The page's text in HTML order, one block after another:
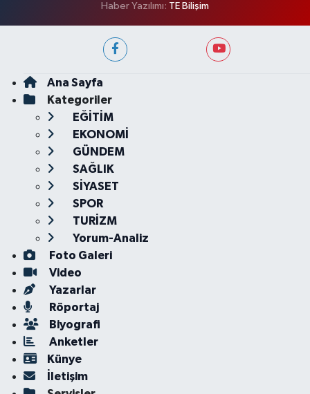
Haber Yazılımı: TE Bilişim
Ana Sayfa
Kategoriler
EĞİTİM
EKONOMİ
GÜNDEM
SAĞLIK
SİYASET
SPOR
TURİZM
Yorum-Analiz
Foto Galeri
Video
Yazarlar
Röportaj
Biyografi
Anketler
Künye
İletişim